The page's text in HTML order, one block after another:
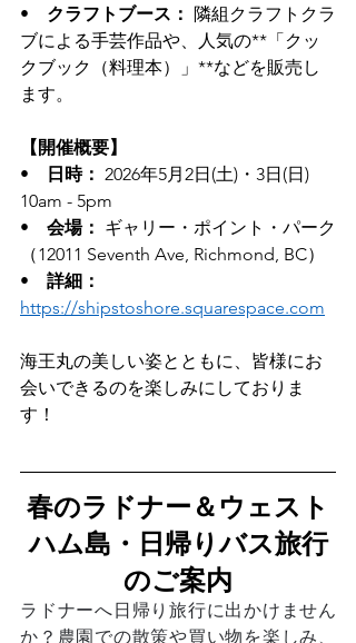
• クラフトブース： 隣組クラフトクラ
ブによる手芸作品や、人気の**「クッ
クブック（料理本）」**などを販売し
ます。
【開催概要】
•
日時： 2026年5月2日(土)・3日(日)
10am - 5pm
• 会場： ギャリー・ポイント・パーク
（12011 Seventh Ave, Richmond, BC）
• 詳細：
https://shipstoshore.squarespace.com
海王丸の美しい姿とともに、皆様にお
会いできるのを楽しみにしておりま
す！
春のラドナー＆ウェスト
ハム島・日帰りバス旅行
のご案内
ラドナーへ日帰り旅行に出かけません
か？農園での散策や買い物を楽しみ、